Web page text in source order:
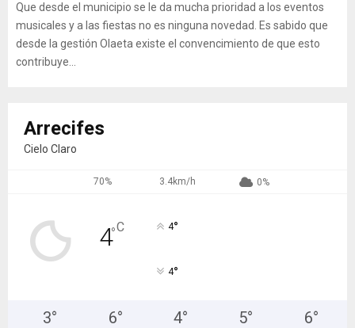
Que desde el municipio se le da mucha prioridad a los eventos
musicales y a las fiestas no es ninguna novedad. Es sabido que
desde la gestión Olaeta existe el convencimiento de que esto
contribuye...
Arrecifes
Cielo Claro
70% 3.4km/h 0%
4°C 4°
4°
3° 6° 4° 5° 6°